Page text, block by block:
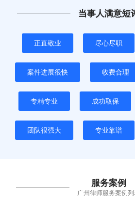
当事人满意短
正直敬业 尽心尽职
案件进展很快 收费合理
专精专业 成功取保
团队很强大 专业靠谱
服务案例
广州律师服务案例列